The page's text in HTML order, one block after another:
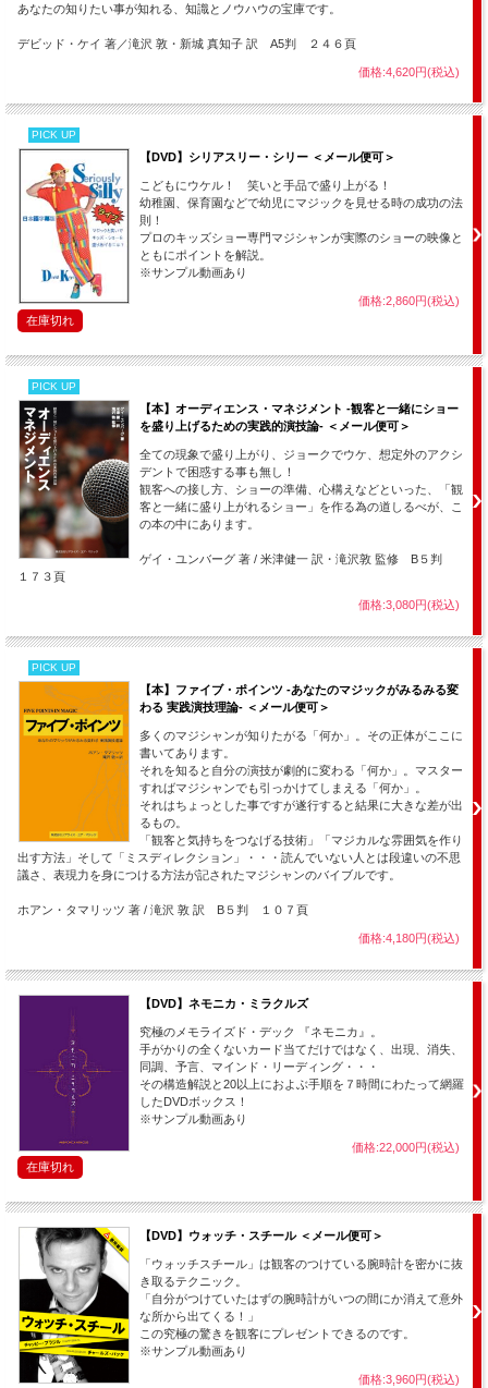
あなたの知りたい事が知れる、知識とノウハウの宝庫です。
デビッド・ケイ 著／滝沢 敦・新城 真知子 訳 A5判 ２４６頁
価格:4,620円(税込)
PICK UP
【DVD】シリアスリー・シリー ＜メール便可＞
こどもにウケル！ 笑いと手品で盛り上がる！
幼稚園、保育園などで幼児にマジックを見せる時の成功の法
則！
プロのキッズショー専門マジシャンが実際のショーの映像と
ともにポイントを解説。
※サンプル動画あり
価格:2,860円(税込)
在庫切れ
PICK UP
【本】オーディエンス・マネジメント -観客と一緒にショー
を盛り上げるための実践的演技論- ＜メール便可＞
全ての現象で盛り上がり、ジョークでウケ、想定外のアクシ
デントで困惑する事も無し！
観客への接し方、ショーの準備、心構えなどといった、「観
客と一緒に盛り上がれるショー」を作る為の道しるべが、こ
の本の中にあります。
ゲイ・ユンバーグ 著 / 米津健一 訳・滝沢敦 監修 B５判
１７３頁
価格:3,080円(税込)
PICK UP
【本】ファイブ・ポインツ -あなたのマジックがみるみる変
わる 実践演技理論- ＜メール便可＞
多くのマジシャンが知りたがる「何か」。その正体がここに
書いてあります。
それを知ると自分の演技が劇的に変わる「何か」。マスター
すればマジシャンでも引っかけてしまえる「何か」。
それはちょっとした事ですが遂行すると結果に大きな差が出
るもの。
「観客と気持ちをつなげる技術」「マジカルな雰囲気を作り
出す方法」そして「ミスディレクション」・・・読んでいない人とは段違いの不思
議さ、表現力を身につける方法が記されたマジシャンのバイブルです。
ホアン・タマリッツ 著 / 滝沢 敦 訳 B５判 １０７頁
価格:4,180円(税込)
【DVD】ネモニカ・ミラクルズ
究極のメモライズド・デック 『ネモニカ』。
手がかりの全くないカード当てだけではなく、出現、消失、
同調、予言、マインド・リーディング・・・
その構造解説と20以上におよぶ手順を７時間にわたって網羅
したDVDボックス！
※サンプル動画あり
価格:22,000円(税込)
在庫切れ
【DVD】ウォッチ・スチール ＜メール便可＞
「ウォッチスチール」は観客のつけている腕時計を密かに抜
き取るテクニック。
「自分がつけていたはずの腕時計がいつの間にか消えて意外
な所から出てくる！」
この究極の驚きを観客にプレゼントできるのです。
※サンプル動画あり
価格:3,960円(税込)